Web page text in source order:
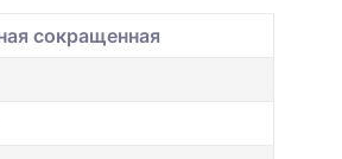
сокращенная